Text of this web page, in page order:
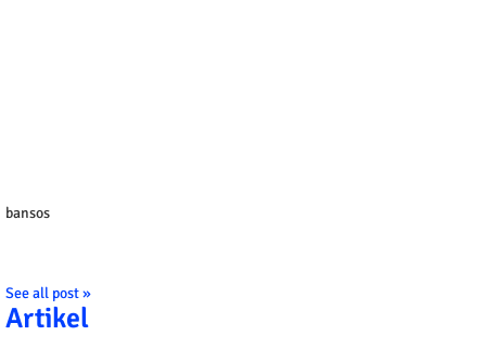
bansos
See all post »
Artikel